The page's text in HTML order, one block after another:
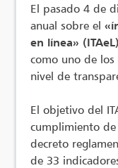
El pasado 4 de
anual sobre el
en línea» (ITAeL)
como uno de
nivel de
El objetivo del
cumplimiento de
decreto
de 33